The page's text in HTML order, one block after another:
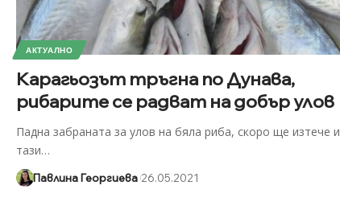
АКТУАЛНО
Карагьозът тръгна по Дунава,
рибарите се радват на добър улов
Падна забраната за улов на бяла риба, скоро ще изтече и
тази…
Павлина Георгиева 26.05.2021